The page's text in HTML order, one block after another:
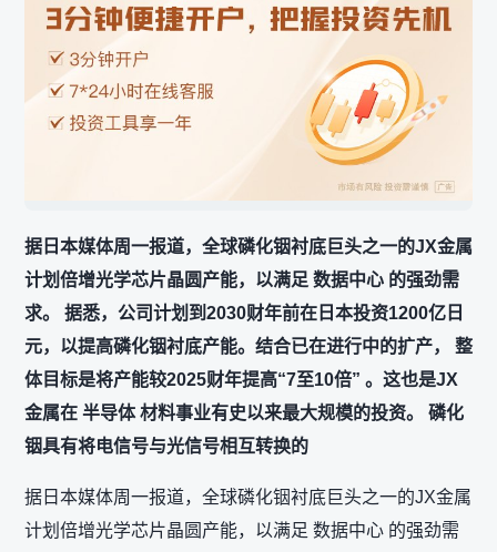
据日本媒体周一报道，全球磷化铟衬底巨头之一的JX金属
计划倍增光学芯片晶圆产能，以满足 数据中心 的强劲需
求。 据悉，公司计划到2030财年前在日本投资1200亿日
元，以提高磷化铟衬底产能。结合已在进行中的扩产， 整
体目标是将产能较2025财年提高“7至10倍” 。这也是JX
金属在 半导体 材料事业有史以来最大规模的投资。 磷化
铟具有将电信号与光信号相互转换的
据日本媒体周一报道，全球磷化铟衬底巨头之一的JX金属
计划倍增光学芯片晶圆产能，以满足 数据中心 的强劲需